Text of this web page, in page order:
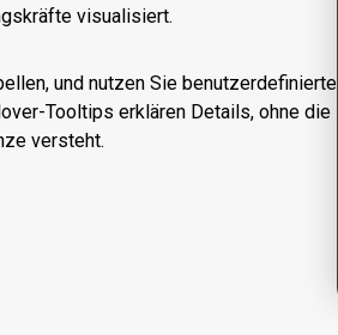
visualisiert.
und nutzen Sie benutzerdefinierte
Tooltips erklären Details, ohne die
versteht.